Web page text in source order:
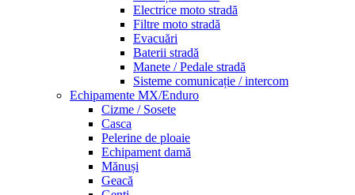
Electrice moto stradă
Filtre moto stradă
Evacuări
Baterii stradă
Manete / Pedale stradă
Sisteme comunicație / intercom
Echipamente MX/Enduro
Cizme / Sosete
Casca
Pelerine de ploaie
Echipament damă
Mănuși
Geacă